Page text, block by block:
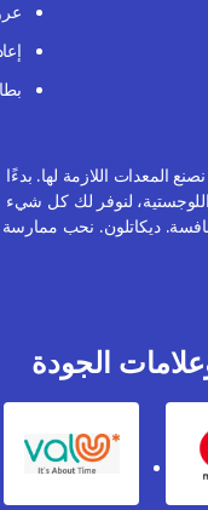
المعدات اللازمة لها.
اللوجستية، لنوفر لك كل شيء
ديكاتلون. نحب ممارسة
الجودة
Valu